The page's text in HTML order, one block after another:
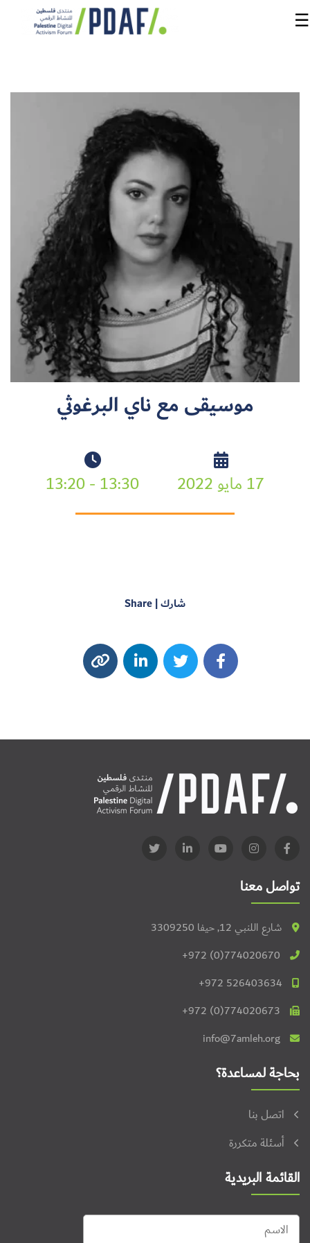
ومتحدثون
سنوات
سابقة
سجل الآن
☰
موسيقى مع ناي البرغوثي
17 مايو 2022 13:30 - 13:20
شارك | Share
تواصل معنا
شارع اللنبي 12, حيفا 3309250
+972 (0)774020670
+972 526403634
+972 (0)774020673
info@7amleh.org
بحاجة لمساعدة؟
اتصل بنا
أسئلة متكررة
القائمة البريدية